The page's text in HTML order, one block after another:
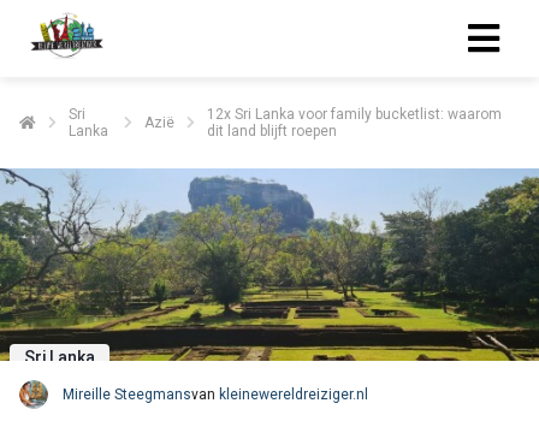
Sri
Lanka
Azië
12x Sri Lanka voor family bucketlist: waarom
dit land blijft roepen
Sri Lanka
Mireille Steegmansvan kleinewereldreiziger.nl